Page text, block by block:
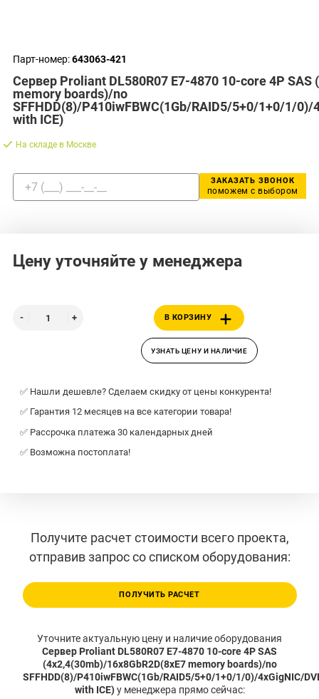
Парт-номер:643063-421
Сервер Proliant DL580R07 E7-4870 10-core 4P SAS
memory boards)/no
SFFHDD(8)/P410iwFBWC(1Gb/RAID5/5+0/1+0/1/
with ICE)
На складе в Москве
ЗАКАЗАТЬ ЗВОНОК
поможем с выбором
Цену уточняйте у менеджера
В КОРЗИНУ
УЗНАТЬ ЦЕНУ И НАЛИЧИЕ
✅ Нашли дешевле? Сделаем скидку от цены конкурента!
✅ Гарантия 12 месяцев на все категории товара!
✅ Рассрочка платежа 30 календарных дней
✅ Возможна постоплата!
Получите расчет стоимости всего проекта,
отправив запрос со списком оборудования:
ПОЛУЧИТЬ РАСЧЕТ
Уточните актуальную цену и наличие оборудования
Сервер Proliant DL580R07 E7-4870 10-core 4P SAS
(4x2,4(30mb)/16x8GbR2D(8xE7 memory boards)/no
SFFHDD(8)/P410iwFBWC(1Gb/RAID5/5+0/1+0/1/0)/4xGigNIC/
with ICE)у менеджера прямо сейчас: